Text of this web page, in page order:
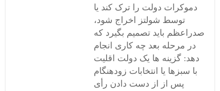
دموکرات دولت را ترک کند یا
توسط شولتز اخراج شود،
صدراعظم باید تصمیم بگیرد که
در مرحله بعد چه کاری انجام
دهد: گزینه ها یک دولت اقلیت
با سبزها یا انتخابات زودهنگام
پس از از دست دادن رأی